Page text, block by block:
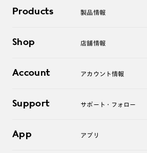
Products 製品情報
サングラス
コンタクトレンズ
アクセサリー
Shop 店舗情報
オンラインショップ
Account アカウント情報
ログアウト
Support サポート・フォロー
よくあるご質問
App アプリ